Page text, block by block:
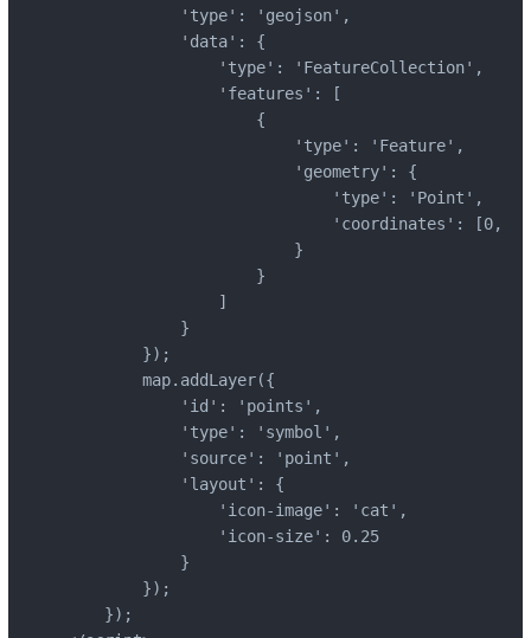
            'type': 'geojson',
            'data': {
                'type': 'FeatureCollection',
                'features': [
                    {
                        'type': 'Feature',
                        'geometry': {
                            'type': 'Point',
                            'coordinates': [0, 0]
                        }
                    }
                ]
            }
        });
        map.addLayer({
            'id': 'points',
            'type': 'symbol',
            'source': 'point',
            'layout': {
                'icon-image': 'cat',
                'icon-size': 0.25
            }
        });
    });